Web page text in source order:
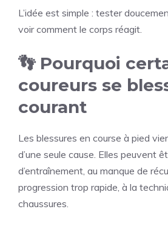
L’idée est simple : tester
voir comment le corps réagit.
👣 Pourquoi
coureurs se
courant
Les blessures en course à pied
d’une seule cause. Elles peuvent
d’entraînement, au manque de
progression trop rapide, à la
chaussures.